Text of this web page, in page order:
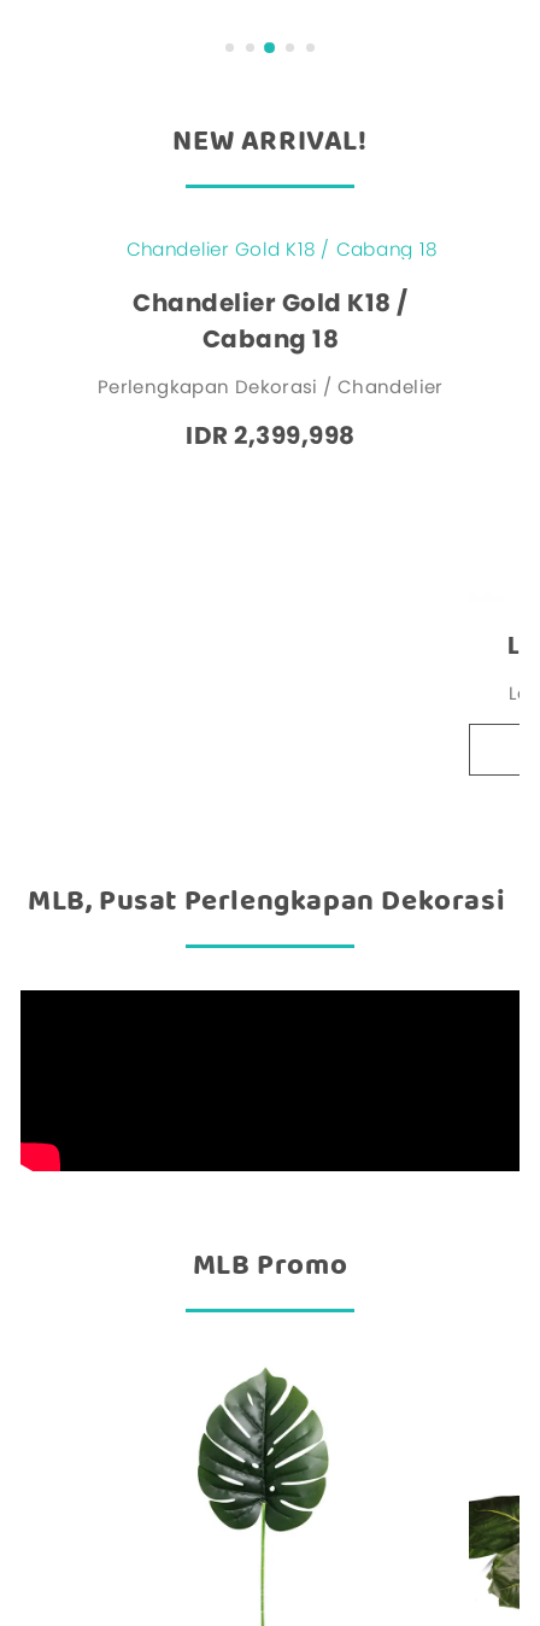
NEW ARRIVAL!
Chandelier Gold K18 /
Cabang 18
Perlengkapan Dekorasi / Chandelier
IDR 2,399,998
MLB, Pusat Perlengkapan Dekorasi
MLB Promo